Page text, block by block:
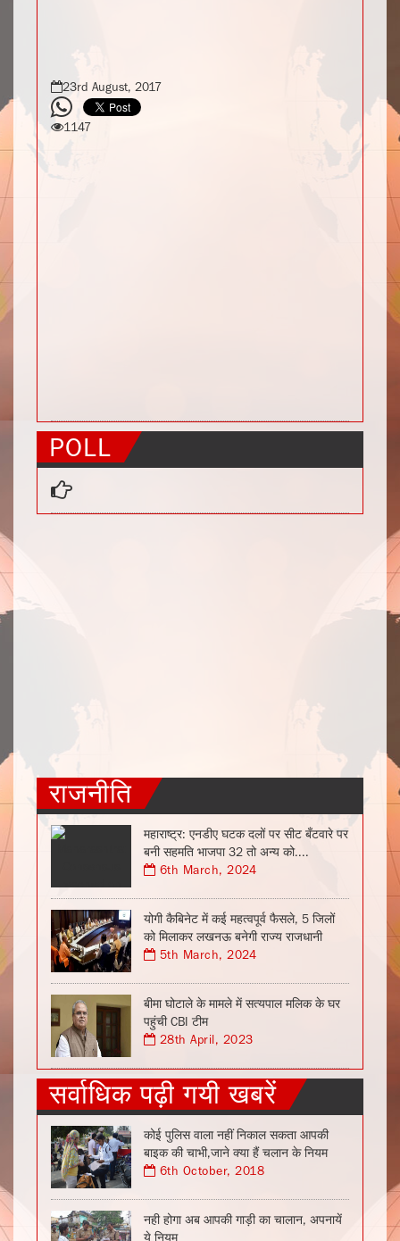
23rd August, 2017
1147
POLL
राजनीति
महाराष्ट्र: एनडीए घटक दलों पर सीट बँटवारे पर
बनी सहमति भाजपा 32 तो अन्य को....
6th March, 2024
योगी कैबिनेट में कई महत्वपूर्व फैसले, 5 जिलों
को मिलाकर लखनऊ बनेगी राज्य राजधानी
5th March, 2024
बीमा घोटाले के मामले में सत्यपाल मलिक के घर
पहुंची CBI टीम
28th April, 2023
सर्वाधिक पढ़ी गयी खबरें
कोई पुलिस वाला नहीं निकाल सकता आपकी
बाइक की चाभी,जाने क्या हैं चलान के नियम
6th October, 2018
नही होगा अब आपकी गाड़ी का चालान, अपनायें
ये नियम